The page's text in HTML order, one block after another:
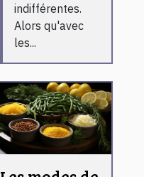
indifférentes.
Alors qu'avec
les...